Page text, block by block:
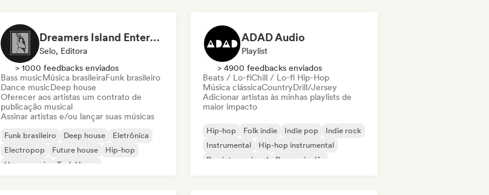
Dreamers Island Entertainment
Selo, Editora
> 1000 feedbacks enviados
Bass musicMúsica brasileiraFunk brasileiro
Dance musicDeep house
Oferecer aos artistas um contrato de
publicação musical
Assinar artistas e/ou lançar suas músicas
Funk brasileiro Deep house
Eletrônica
Electropop
Future house
Hip-hop
House music
Tech House
ADAD Audio
Playlist
> 4900 feedbacks enviados
Beats / Lo-fiChill / Lo-fi Hip-Hop
Música clássicaCountryDrill/Jersey
Adicionar artistas às minhas playlists de
maior impacto
Hip-hop Folk indie Indie pop
Indie rock
Instrumental
Hip-hop instrumental
Rap internacional
Rap em inglês